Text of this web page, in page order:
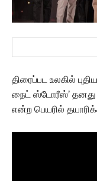
திரைப்பட உலகில்
நைட் ஸ்டோரீஸ்’ தனது
என்ற பெயரில்